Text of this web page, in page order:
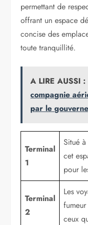
permettant de
offrant un espace
concise des
toute tranquillité.
A LIRE AUSSI :
compagnie
par le
Terminal
1
Situé
cet
pour
Terminal
2
Les
ceux